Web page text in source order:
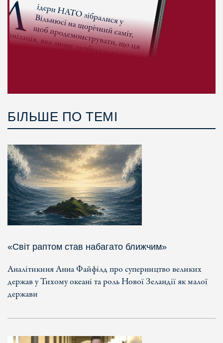
БІЛЬШЕ ПО ТЕМІ
«Світ раптом став набагато ближчим»
Аналітикиня Анна Файфілд про суперництво великих
держав у Тихому океані та роль Нової Зеландії як малої
держави